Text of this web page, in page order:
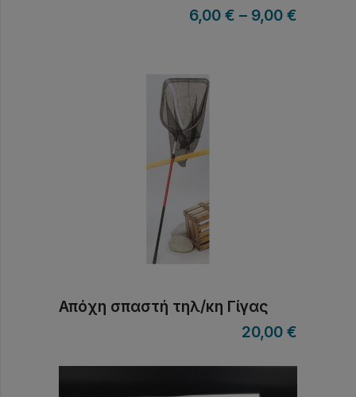
6,00 € – 9,00 €
Απόχη σπαστή τηλ/κη Γίγας
20,00 €